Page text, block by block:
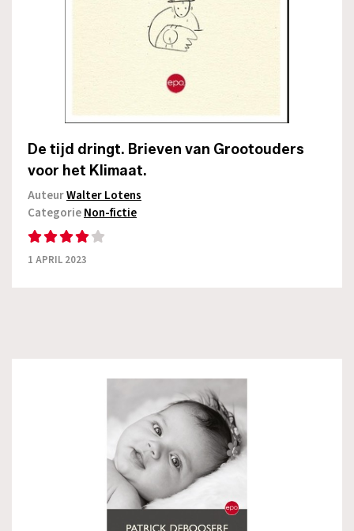
De tijd dringt. Brieven van Grootouders
voor het Klimaat.
AuteurWalter Lotens
CategorieNon-fictie
1 APRIL 2023